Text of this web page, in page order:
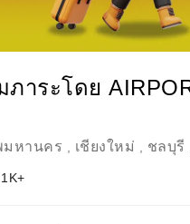
าระโดย
มหานคร เชียงใหม่ ชลบุรี